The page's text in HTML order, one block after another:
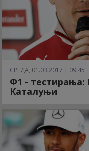
СРЕДА, 01.03.2017 | 09:45
Ф1 - тестирања:
Каталуњи